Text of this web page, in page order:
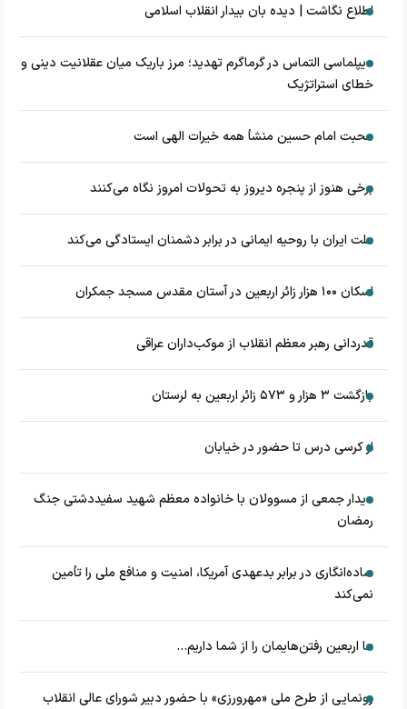
اطلاع نگاشت | دیده بان بیدار انقلاب اسلامی
دیپلماسی التماس در گرماگرم تهدید؛ مرز باریک میان عقلانیت دینی و
خطای استراتژیک
محبت امام حسین منشأ همه خیرات الهی است
برخی هنوز از پنجره دیروز به تحولات امروز نگاه می‌کنند
ملت ایران با روحیه ایمانی در برابر دشمنان ایستادگی می‌کند
اسکان ۱۰۰ هزار زائر اربعین در آستان مقدس مسجد جمکران
قدردانی رهبر معظم انقلاب از موکب‌داران عراقی
بازگشت ۳ هزار و ۵۷۳ زائر اربعین به لرستان
از کرسی درس تا حضور در خیابان
دیدار جمعی از مسوولان با خانواده معظم شهید سفیددشتی جنگ
رمضان
ساده‌انگاری در برابر بدعهدی آمریکا، امنیت و منافع ملی را تأمین
نمی‌کند
ما اربعین رفتن‌هایمان را از شما داریم...
رونمایی از طرح ملی «مهرورزی» با حضور دبیر شورای عالی انقلاب